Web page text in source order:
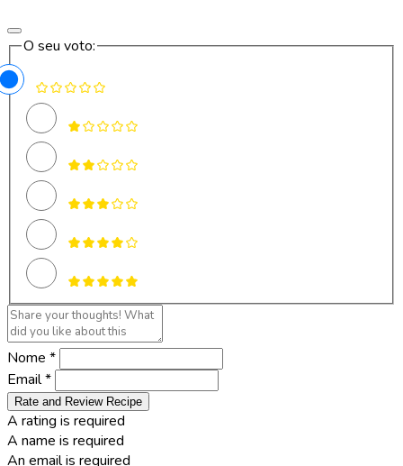
O seu voto:
Nome *
Email *
Rate and Review Recipe
A rating is required
A name is required
An email is required